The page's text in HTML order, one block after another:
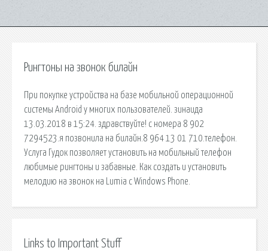
Рингтоны на звонок билайн
При покупке устройства на базе мобильной операционной
системы Android у многих пользователей. зинаида
13.03.2018 в 15:24. здравствуйте! с номера 8 902
7294523.я позвонила на билайн.8 964 13 01 710.телефон.
Услуга Гудок позволяет установить на мобильный телефон
любимые рингтоны и забавные. Как создать и установить
мелодию на звонок на Lumia с Windows Phone.
Links to Important Stuff